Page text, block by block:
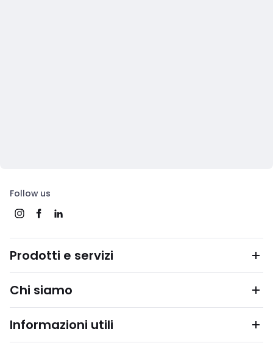
Follow us
Prodotti e servizi
Chi siamo
Informazioni utili